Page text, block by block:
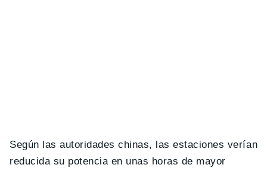
Según las autoridades chinas, las estaciones verían
reducida su potencia en unas horas de mayor